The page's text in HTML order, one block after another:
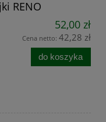
RENO
52,00 zł
Cena netto: 42,28 zł
do koszyka